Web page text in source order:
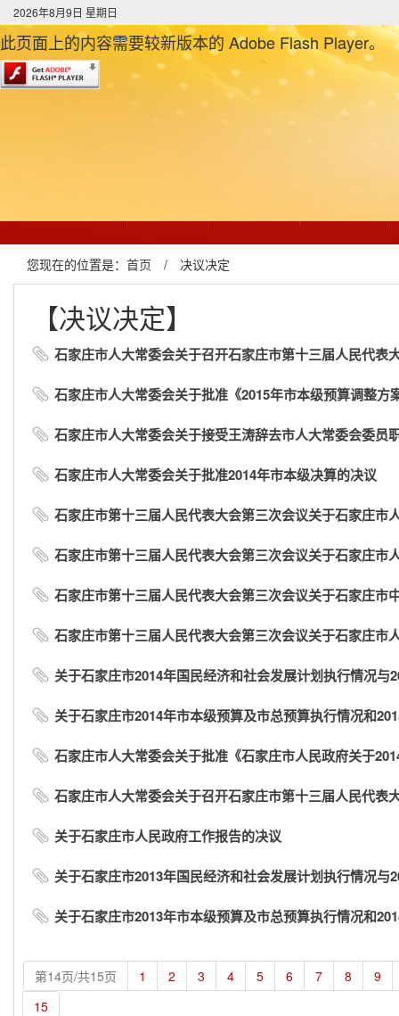
2026年8月9日 星期日
此页面上的内容需要较新版本的 Adobe Flash Player。
您现在的位置是： 首页 / 决议决定
【决议决定】
石家庄市人大常委会关于召开石家庄市第十三届人民代表
石家庄市人大常委会关于批准《2015年市本级预算调整方
石家庄市人大常委会关于接受王涛辞去市人大常委会委员
石家庄市人大常委会关于批准2014年市本级决算的决议
石家庄市第十三届人民代表大会第三次会议关于石家庄市
石家庄市第十三届人民代表大会第三次会议关于石家庄市
石家庄市第十三届人民代表大会第三次会议关于石家庄市
石家庄市第十三届人民代表大会第三次会议关于石家庄市
关于石家庄市2014年国民经济和社会发展计划执行情况与
关于石家庄市2014年市本级预算及市总预算执行情况和
石家庄市人大常委会关于批准《石家庄市人民政府关于
石家庄市人大常委会关于召开石家庄市第十三届人民代表
关于石家庄市人民政府工作报告的决议
关于石家庄市2013年国民经济和社会发展计划执行情况与
关于石家庄市2013年市本级预算及市总预算执行情况和
第14页/共15页 1 2 3 4 5 6 7 8
9
15